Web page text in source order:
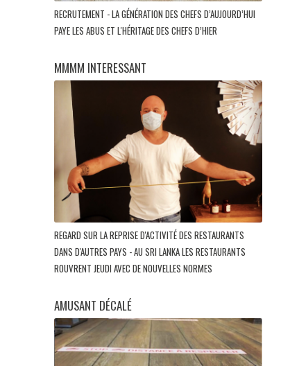
RECRUTEMENT - LA GÉNÉRATION DES CHEFS D’AUJOURD’HUI
PAYE LES ABUS ET L'HÉRITAGE DES CHEFS D’HIER
MMMM INTERESSANT
REGARD SUR LA REPRISE D'ACTIVITÉ DES RESTAURANTS
DANS D'AUTRES PAYS - AU SRI LANKA LES RESTAURANTS
ROUVRENT JEUDI AVEC DE NOUVELLES NORMES
AMUSANT DÉCALÉ